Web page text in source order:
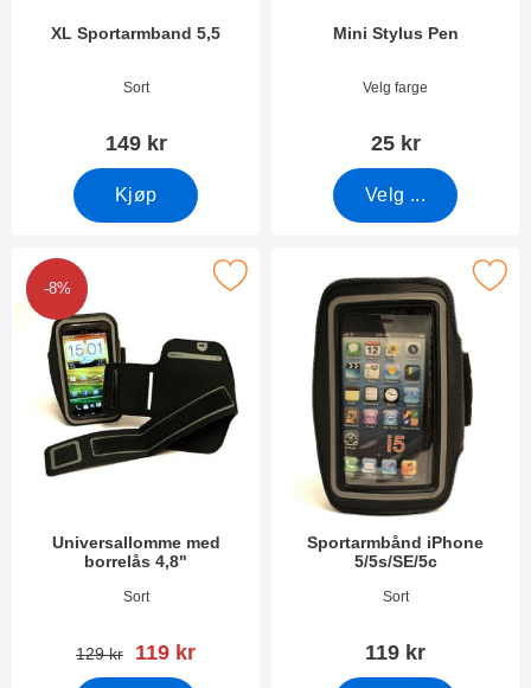
XL Sportarmband 5,5
Varenummer 25172
Sort
149 kr
Kjøp
Mini Stylus Pen
Varenummer 2452
Velg farge
25 kr
Velg ...
-8%
Universallomme med
borrelås 4,8"
Varenummer 3388
Sort
gammel pris
129 kr ny pris
119 kr
Merk universallomme med borrelås 4,8" som favoritt
Sportarmbånd iPhone
5/5s/SE/5c
Varenummer 3390
Sort
119 kr
Merk sportarmbånd iPhone